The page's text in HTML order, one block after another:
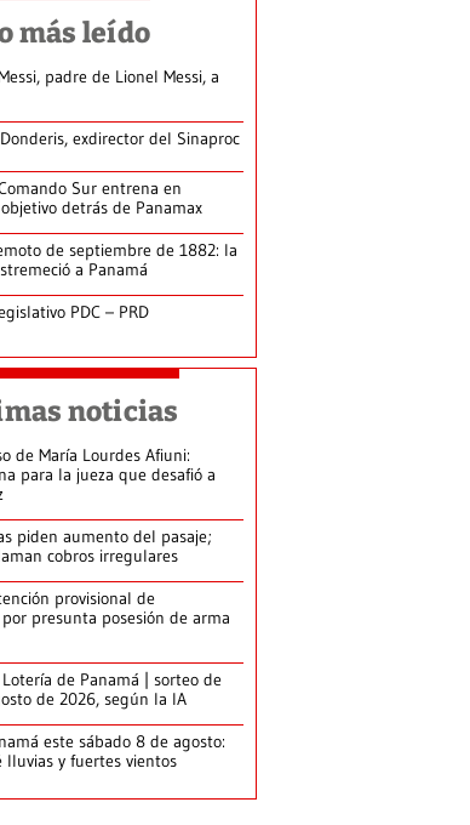
más leído
padre de Lionel Messi, a
exdirector del Sinaproc
Sur entrena en
detrás de Panamax
de septiembre de 1882: la
a Panamá
PDC – PRD
noticias
de María Lourdes Afiuni:
para la jueza que desafió a
piden aumento del pasaje;
cobros irregulares
provisional de
presunta posesión de arma
de Panamá | sorteo de
de 2026, según la IA
este sábado 8 de agosto:
lluvias y fuertes vientos